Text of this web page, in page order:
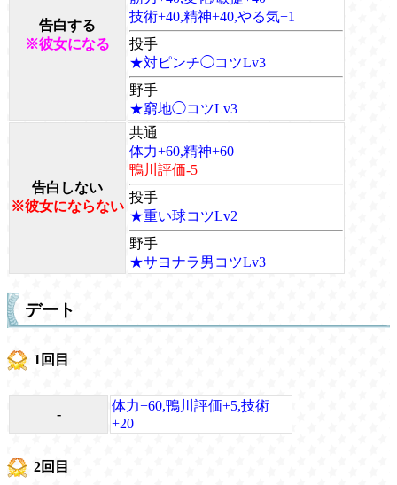
告白する
※彼女になる
技術+40,精神+40,やる気+1
投手
★対ピンチ◯コツLv3
野手
★窮地◯コツLv3
告白しない
※彼女にならない
共通
体力+60,精神+60
鴨川評価-5
投手
★重い球コツLv2
野手
★サヨナラ男コツLv3
デート
1回目
-
体力+60,鴨川評価+5,技術
+20
2回目